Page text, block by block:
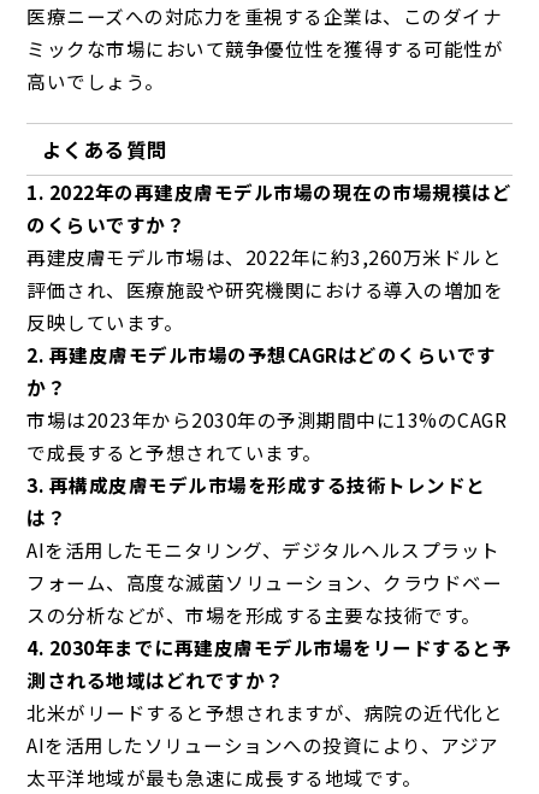
医療ニーズへの対応力を重視する企業は、このダイナ
ミックな市場において競争優位性を獲得する可能性が
高いでしょう。
よくある質問
1. 2022年の再建皮膚モデル市場の現在の市場規模はど
のくらいですか？
再建皮膚モデル市場は、2022年に約3,260万米ドルと
評価され、医療施設や研究機関における導入の増加を
反映しています。
2. 再建皮膚モデル市場の予想CAGRはどのくらいです
か？
市場は2023年から2030年の予測期間中に13%のCAGR
で成長すると予想されています。
3. 再構成皮膚モデル市場を形成する技術トレンドと
は？
AIを活用したモニタリング、デジタルヘルスプラット
フォーム、高度な滅菌ソリューション、クラウドベー
スの分析などが、市場を形成する主要な技術です。
4. 2030年までに再建皮膚モデル市場をリードすると予
測される地域はどれですか？
北米がリードすると予想されますが、病院の近代化と
AIを活用したソリューションへの投資により、アジア
太平洋地域が最も急速に成長する地域です。